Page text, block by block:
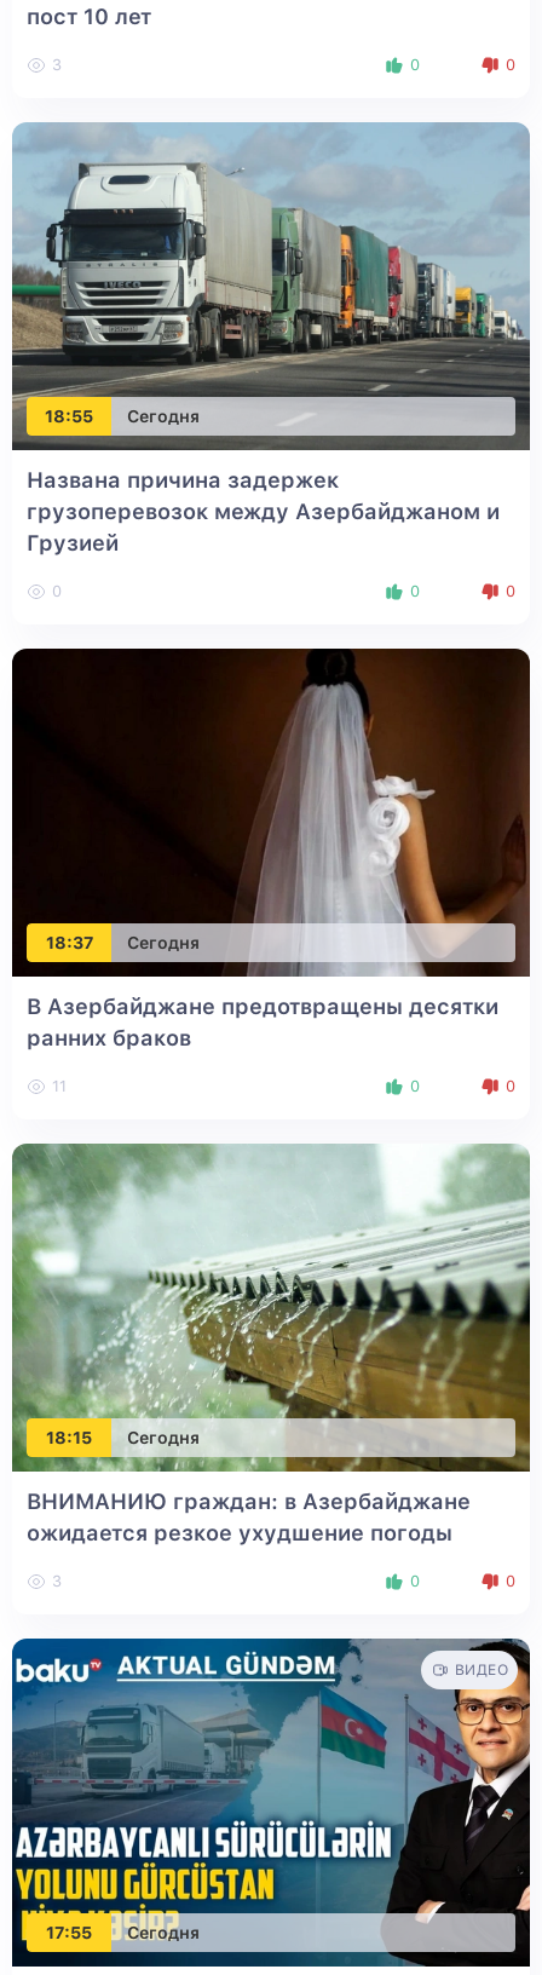
пост 10 лет
3 0 0
18:55 Сегодня
Названа причина задержек
грузоперевозок между Азербайджаном и
Грузией
0 0 0
18:37 Сегодня
В Азербайджане предотвращены десятки
ранних браков
11 0 0
18:15 Сегодня
ВНИМАНИЮ граждан: в Азербайджане
ожидается резкое ухудшение погоды
3 0 0
17:55 Сегодня
ВИДЕО